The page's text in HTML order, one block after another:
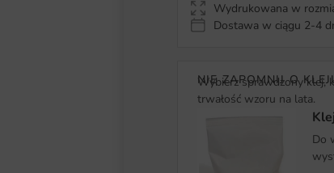
Wydrukowana w
Dostawa w ciągu 2-4
NIE ZAPOMNIJ O
Wybierz sprawdzony klej,
trwałość wzoru na lata.
Do